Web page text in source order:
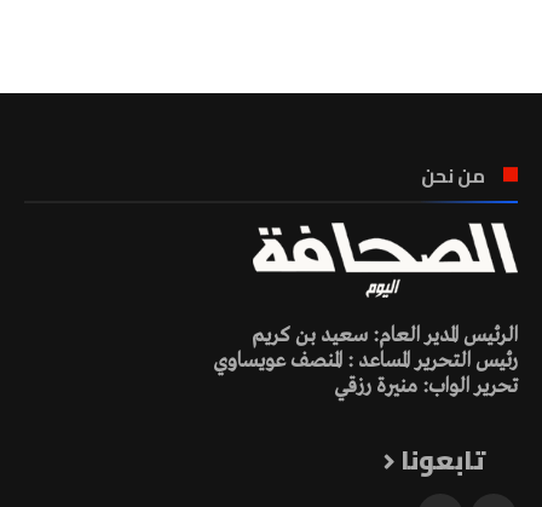
من نحن
الرئيس المدير العام: سعيد بن كريم
رئيس التحرير المساعد : المنصف عويساوي
تحرير الواب: منيرة رزقي
تابعونا